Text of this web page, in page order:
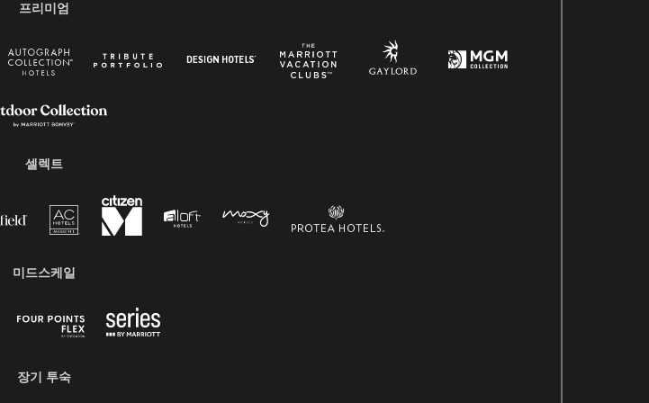
프리미엄
셀렉트
미드스케일
장기 투숙